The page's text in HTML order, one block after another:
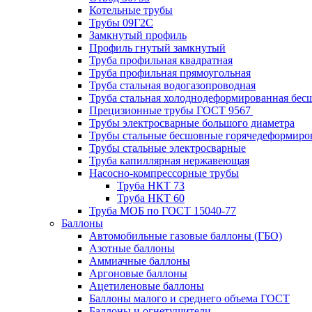
Котельные трубы
Трубы 09Г2С
Замкнутый профиль
Профиль гнутый замкнутый
Труба профильная квадратная
Труба профильная прямоугольная
Труба стальная водогазопроводная
Труба стальная холоднодеформированная
Прецизионные трубы ГОСТ 9567
Трубы электросварные большого диаметра
Трубы стальные бесшовные
Трубы стальные электросварные
Труба капиллярная нержавеющая
Насосно-компрессорные трубы
Труба НКТ 73
Труба НКТ 60
Труба МОБ по ГОСТ 15040-77
Баллоны
Автомобильные газовые баллоны (ГБО)
Азотные баллоны
Аммиачные баллоны
Аргоновые баллоны
Ацетиленовые баллоны
Баллоны малого и среднего объема ГОСТ